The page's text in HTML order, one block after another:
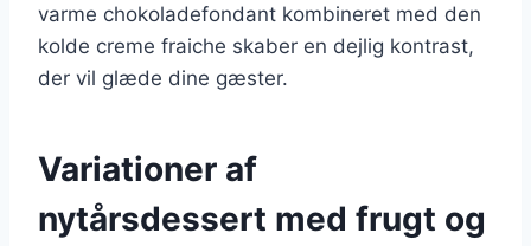
varme chokoladefondant kombineret med den
kolde creme fraiche skaber en dejlig kontrast,
der vil glæde dine gæster.
Variationer af
nytårsdessert med frugt og